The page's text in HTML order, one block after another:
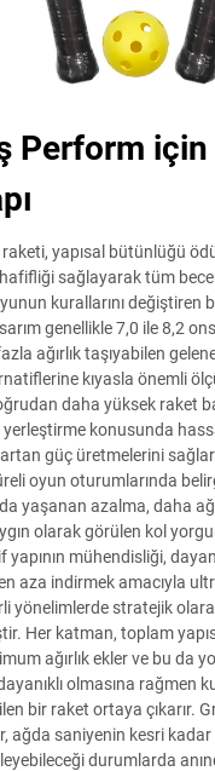
Perform
yapısal bütünlüğü
sağlayarak tüm
kurallarını değiştiren
genellikle 7,0 ile 8,2
ağırlık taşıyabilen
kıyasla önemli
daha yüksek raket
yerleştirme konusunda
güç üretmelerini sağlar.
oyun oturumlarında
yaşanan azalma, daha
olarak görülen kol
mühendisliği,
aza indirmek amacıyla
yönelimlerde stratejik
Her katman, toplam
ağırlık ekler ve bu da
olmasına rağmen
bir raket ortaya çıkarır.
ağda saniyenin kesri kadar
durumlarda